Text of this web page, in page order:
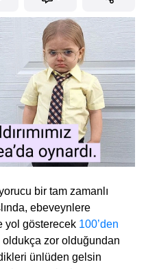
bir tam zamanlı
ebeveynlere
yol gösterecek 100’den
zor olduğundan
ünlüden gelsin